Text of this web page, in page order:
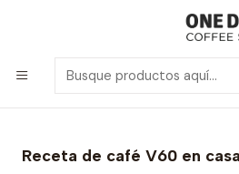
¿Cómo usar
¿Cómo usar la
Receta de café V60 en casa